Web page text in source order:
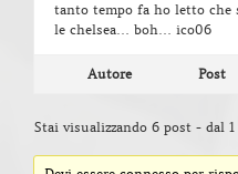
tanto tempo fa ho letto che
le chelsea… boh… ico06
Autore Post
Stai visualizzando 6 post - dal